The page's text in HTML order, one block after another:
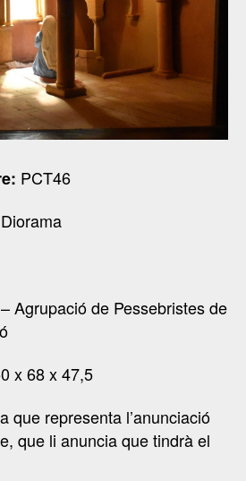
PCT46
Diorama
Agrupació de Pessebristes de
x 68 x 47,5
que representa l’anunciació
que li anuncia que tindrà el